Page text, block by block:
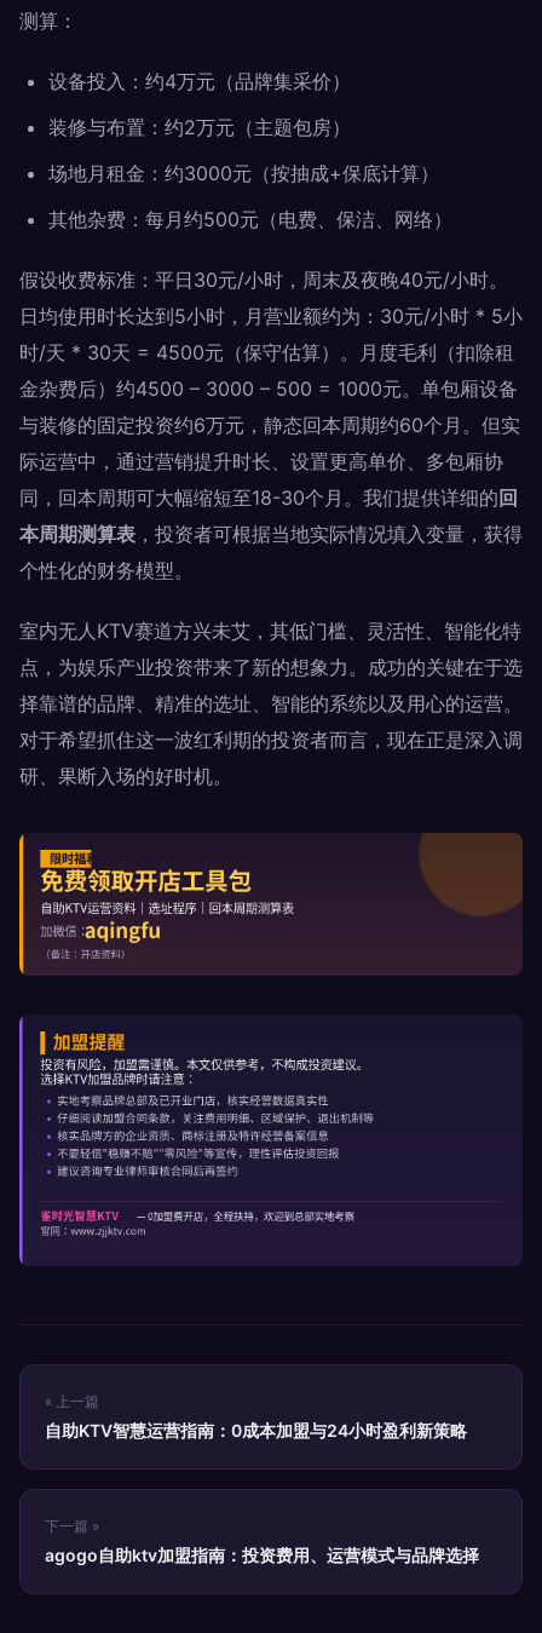
测算：
设备投入：约4万元（品牌集采价）
装修与布置：约2万元（主题包房）
场地月租金：约3000元（按抽成+保底计算）
其他杂费：每月约500元（电费、保洁、网络）
假设收费标准：平日30元/小时，周末及夜晚40元/小时。
日均使用时长达到5小时，月营业额约为：30元/小时 * 5小
时/天 * 30天 = 4500元（保守估算）。月度毛利（扣除租
金杂费后）约4500 – 3000 – 500 = 1000元。单包厢设备
与装修的固定投资约6万元，静态回本周期约60个月。但实
际运营中，通过营销提升时长、设置更高单价、多包厢协
同，回本周期可大幅缩短至18-30个月。我们提供详细的 回
本周期测算表 ，投资者可根据当地实际情况填入变量，获得
个性化的财务模型。
室内无人KTV赛道方兴未艾，其低门槛、灵活性、智能化特
点，为娱乐产业投资带来了新的想象力。成功的关键在于选
择靠谱的品牌、精准的选址、智能的系统以及用心的运营。
对于希望抓住这一波红利期的投资者而言，现在正是深入调
研、果断入场的好时机。
« 上一篇
自助KTV智慧运营指南：0成本加盟与24小时盈利新策略
下一篇 »
agogo自助ktv加盟指南：投资费用、运营模式与品牌选择